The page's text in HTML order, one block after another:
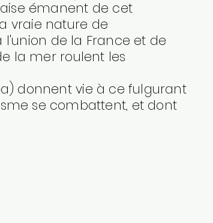
émanent de cet
vraie nature de
l'union de la France et de
la mer roulent les
donnent vie à ce fulgurant
se combattent, et dont